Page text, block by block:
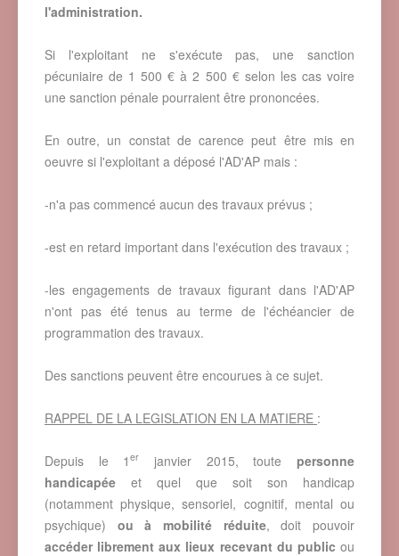
l'administration.
Si l'exploitant ne s'exécute pas, une sanction
pécuniaire de 1 500 € à 2 500 € selon les cas voire
une sanction pénale pourraient être prononcées.
En outre, un constat de carence peut être mis en
oeuvre si l'exploitant a déposé l'AD'AP mais :
-n'a pas commencé aucun des travaux prévus ;
-est en retard important dans l'exécution des travaux ;
-les engagements de travaux figurant dans l'AD'AP
n'ont pas été tenus au terme de l'échéancier de
programmation des travaux.
Des sanctions peuvent être encourues à ce sujet.
RAPPEL DE LA LEGISLATION EN LA MATIERE :
Depuis le 1er janvier 2015, toutepersonne
handicapée et quel que soit son handicap
(notamment physique, sensoriel, cognitif, mental ou
psychique) ou à mobilité réduite, doit pouvoir
accéder librement aux lieux recevant du public ou